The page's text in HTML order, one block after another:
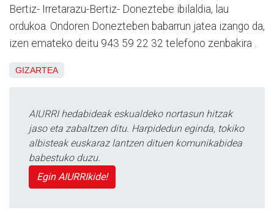
Bertiz- Irretarazu-Bertiz- Doneztebe ibilaldia, lau
ordukoa. Ondoren Donezteben babarrun jatea izango da,
izen emateko deitu 943 59 22 32 telefono zenbakira .
GIZARTEA
AIURRI hedabideak eskualdeko nortasun hitzak
jaso eta zabaltzen ditu. Harpidedun eginda, tokiko
albisteak euskaraz lantzen dituen komunikabidea
babestuko duzu.
Egin AIURRIkide!